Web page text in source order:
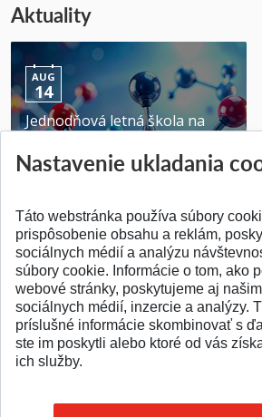
Aktuality
AUG
14
Jednodňová letná škola na
Pridané 28.07.2026
SPÄŤ NA VRCH
Nastavenie ukladania
Táto webstránka používa súbory
prispôsobenie obsahu a reklám,
sociálnych médií a analýzu
súbory cookie. Informácie o tom, ako
webové stránky, poskytujeme aj
sociálnych médií, inzercie a analýzy.
príslušné informácie skombinovať s
ste im poskytli alebo ktoré od vás
ich služby.